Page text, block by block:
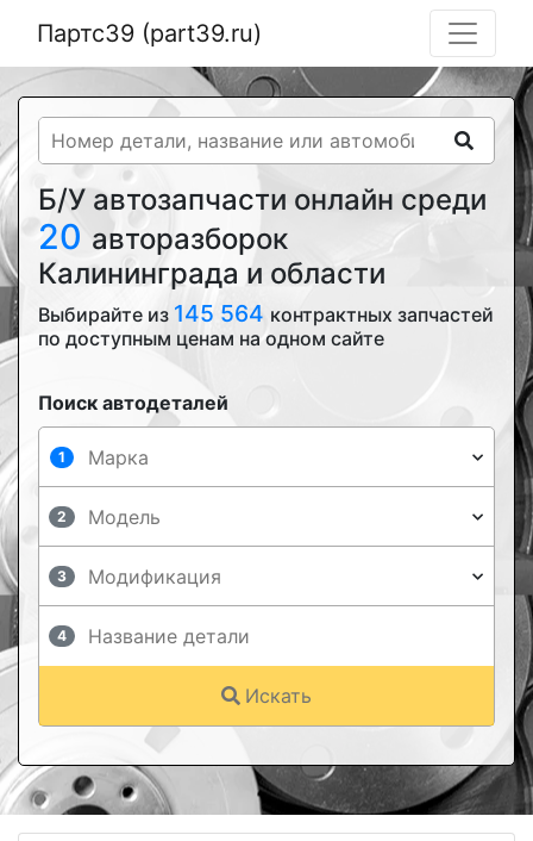
Партс39 (part39.ru)
Б/У автозапчасти онлайн среди
20 авторазборок
Калининграда и области
Выбирайте из 145 564 контрактных запчастей
по доступным ценам на одном сайте
Поиск автодеталей
1
2
3
4
Искать